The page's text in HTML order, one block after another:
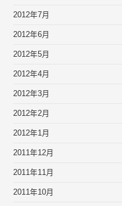
2012年7月
2012年6月
2012年5月
2012年4月
2012年3月
2012年2月
2012年1月
2011年12月
2011年11月
2011年10月